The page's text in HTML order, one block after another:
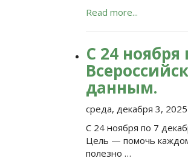
Read more...
С 24 ноября
данным.
среда, декабря 3, 2025
С 24 ноября по 7
Цель — помочь
полезно …